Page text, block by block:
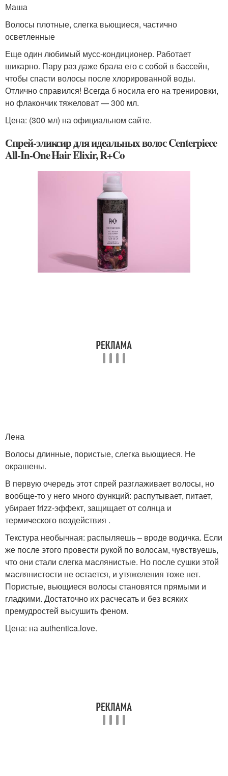
Маша
Волосы плотные, слегка вьющиеся, частично
осветленные
Еще один любимый мусс-кондиционер. Работает
шикарно. Пару раз даже брала его с собой в бассейн,
чтобы спасти волосы после хлорированной воды.
Отлично справился! Всегда б носила его на тренировки,
но флакончик тяжеловат — 300 мл.
Цена: (300 мл) на официальном сайте.
Спрей-эликсир для идеальных волос Centerpiece
All-In-One Hair Elixir, R+Co
Лена
Волосы длинные, пористые, слегка вьющиеся. Не
окрашены.
В первую очередь этот спрей разглаживает волосы, но
вообще-то у него много функций: распутывает, питает,
убирает frizz-эффект, защищает от солнца и
термического воздействия .
Текстура необычная: распыляешь – вроде водичка. Если
же после этого провести рукой по волосам, чувствуешь,
что они стали слегка маслянистые. Но после сушки этой
маслянистости не остается, и утяжеления тоже нет.
Пористые, вьющиеся волосы становятся прямыми и
гладкими. Достаточно их расчесать и без всяких
премудростей высушить феном.
Цена: на authentica.love.